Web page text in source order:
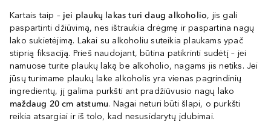
Kartais taip – jei plaukų lakas turi daug alkoholio, jis gali
paspartinti džiūvimą, nes ištraukia drėgmę ir paspartina nagų
lako sukietėjimą. Lakai su alkoholiu suteikia plaukams ypač
stiprią fiksaciją. Prieš naudojant, būtina patikrinti sudėtį – jei
namuose turite plaukų laką be alkoholio, nagams jis netiks. Jei
jūsų turimame plaukų lake alkoholis yra vienas pagrindinių
ingredientų, jį galima purkšti ant pradžiūvusio nagų lako
maždaug 20 cm atstumu. Nagai neturi būti šlapi, o purkšti
reikia atsargiai ir iš tolo, kad nesusidarytų įdubimai.